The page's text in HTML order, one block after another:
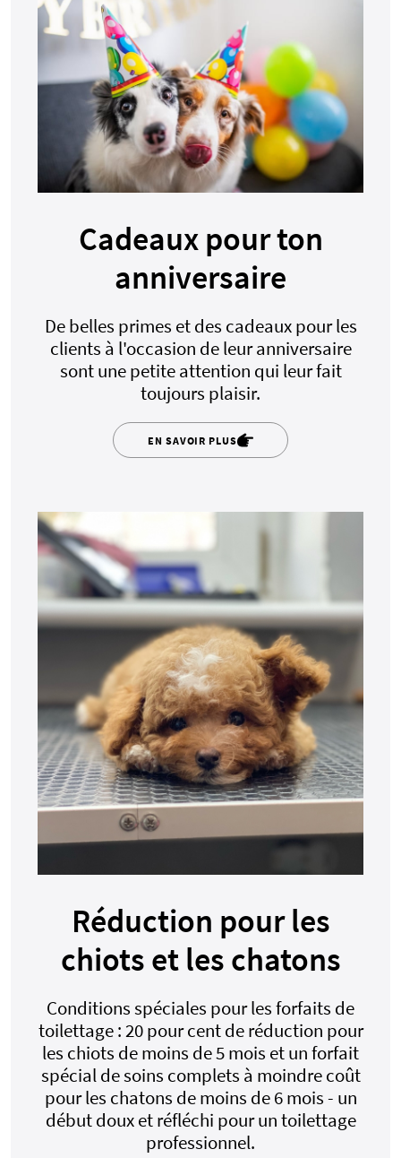
Cadeaux pour ton
anniversaire
De belles primes et des cadeaux pour les
clients à l'occasion de leur anniversaire
sont une petite attention qui leur fait
toujours plaisir.
EN SAVOIR PLUS
Réduction pour les
chiots et les chatons
Conditions spéciales pour les forfaits de
toilettage : 20 pour cent de réduction pour
les chiots de moins de 5 mois et un forfait
spécial de soins complets à moindre coût
pour les chatons de moins de 6 mois - un
début doux et réfléchi pour un toilettage
professionnel.